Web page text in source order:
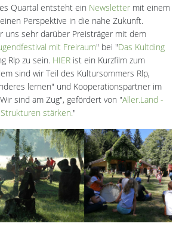
Quartal entsteht ein Newsletter mit einem
Perspektive in die nahe Zukunft.
uns sehr darüber Preisträger mit dem
mit Freiraum" bei "Das Kultding
Rlp zu sein. HIER ist ein Kurzfilm zum
sind wir Teil des Kultursommers Rlp,
lernen" und Kooperationspartner im
sind am Zug", gefördert von "Aller.Land -
stärken."